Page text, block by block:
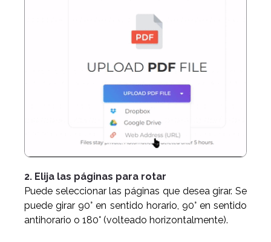
2. Elija las páginas para rotar
Puede seleccionar las páginas que desea girar. Se
puede girar 90° en sentido horario, 90° en sentido
antihorario o 180° (volteado horizontalmente).